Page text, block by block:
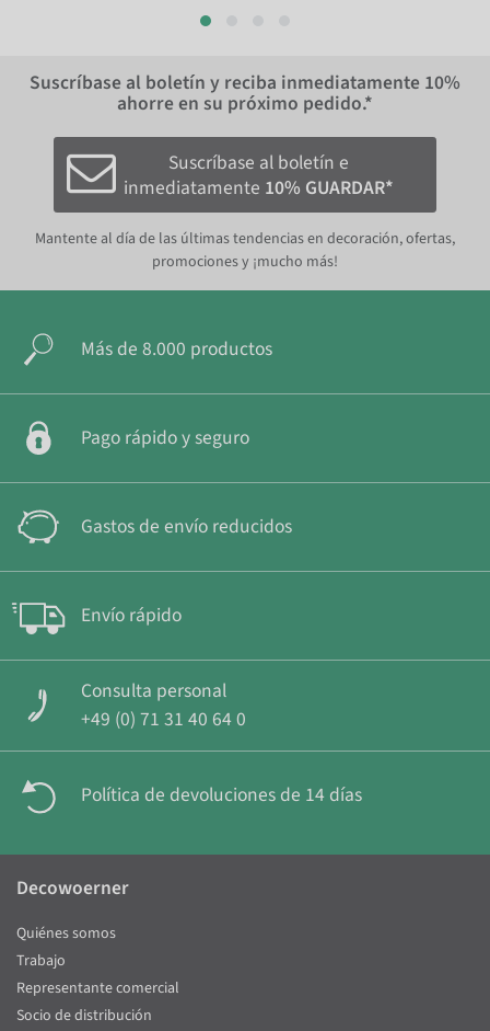
Suscríbase al boletín y reciba inmediatamente 10%
ahorre en su próximo pedido.*
Suscríbase al boletín e
inmediatamente 10% GUARDAR*
Mantente al día de las últimas tendencias en decoración, ofertas,
promociones y ¡mucho más!
Más de 8.000 productos
Pago rápido y seguro
Gastos de envío reducidos
Envío rápido
Consulta personal
+49 (0) 71 31 40 64 0
Política de devoluciones de 14 días
Decowoerner
Quiénes somos
Trabajo
Representante comercial
Socio de distribución